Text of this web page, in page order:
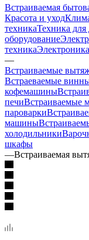
Встраиваемая
Красота и уход
техникаТехника для
оборудование
техникаЭлектроника
—
Встраиваемые
Встраеваемые
кофемашины
печиВстраиваемые
пароварки
машины
холодильники
шкафы
—Встраиваемая